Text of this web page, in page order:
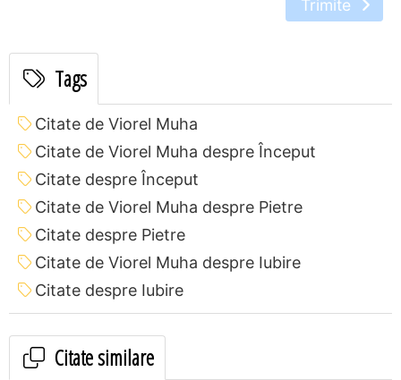
Trimite
Tags
Citate de Viorel Muha
Citate de Viorel Muha despre Început
Citate despre Început
Citate de Viorel Muha despre Pietre
Citate despre Pietre
Citate de Viorel Muha despre Iubire
Citate despre Iubire
Citate similare